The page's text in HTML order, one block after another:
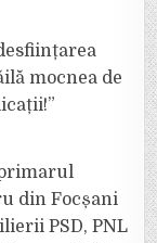
mocnea de
din Focșani
PSD, PNL